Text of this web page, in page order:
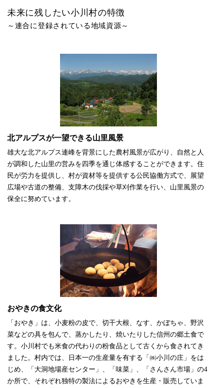
未来に残したい小川村の特徴
～連合に登録されている地域資源～
北アルプスが一望できる山里風景
雄大な北アルプス連峰を背景にした農村風景が広がり、自然と人
が調和した山里の営みを四季を通じ体感することができます。住
民が労力を提供し、村が資材等を提供する公民協働方式で、展望
広場や古道の整備、支障木の伐採や草刈作業を行い、山里風景の
保全に努めています。
おやきの食文化
「おやき」は、小麦粉の皮で、切干大根、なす、かぼちゃ、野沢
菜などの具を包んで、蒸かしたり、焼いたりした信州の郷土食で
す。小川村でも米食の代わりの粉食品として古くから食されてき
ました。村内では、日本一の生産量を有する「㈱小川の庄」をは
じめ、「大洞地場産センター」、「味菜」、「さんさん市場」の4
か所で、それぞれ独特の製法によるおやきを生産・販売していま